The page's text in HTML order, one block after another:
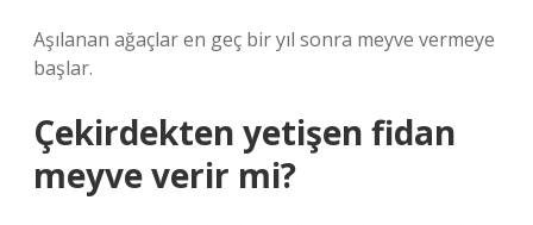
Aşılanan ağaçlar en geç bir yıl sonra meyve vermeye
başlar.
Çekirdekten yetişen fidan
meyve verir mi?